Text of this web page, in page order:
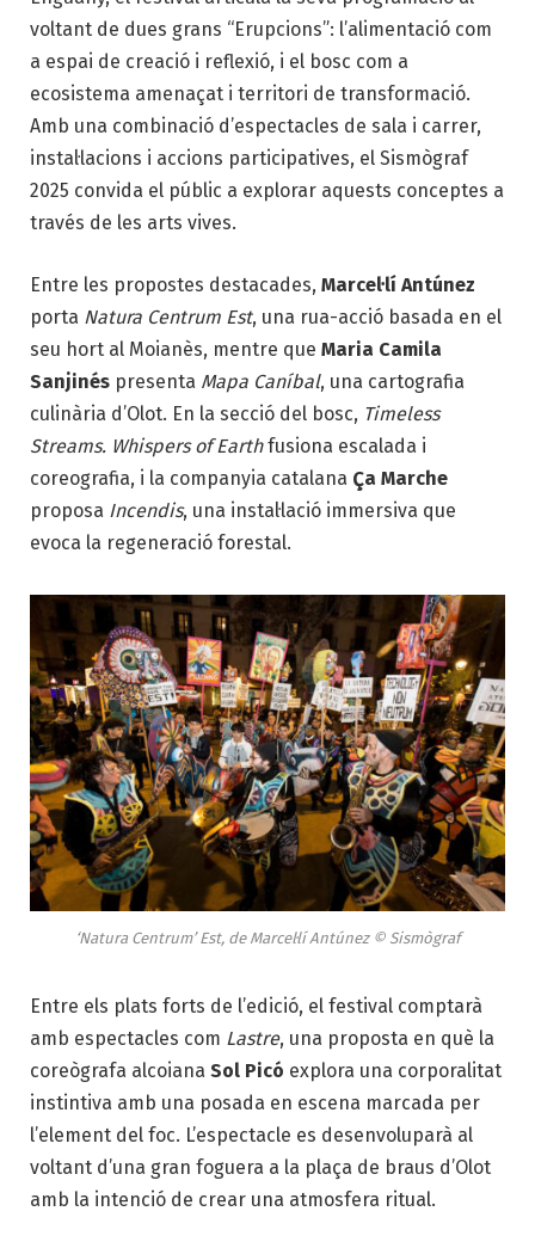
voltant de dues grans “Erupcions”: l’alimentació com
a espai de creació i reflexió, i el bosc com a
ecosistema amenaçat i territori de transformació.
Amb una combinació d’espectacles de sala i carrer,
instal·lacions i accions participatives, el Sismògraf
2025 convida el públic a explorar aquests conceptes a
través de les arts vives.
Entre les propostes destacades, Marcel·lí Antúnez
porta Natura Centrum Est, una rua-acció basada en el
seu hort al Moianès, mentre que Maria Camila
Sanjinés presenta Mapa Caníbal, una cartografia
culinària d’Olot. En la secció del bosc, Timeless
Streams. Whispers of Earthfusiona escalada i
coreografia, i la companyia catalana Ça Marche
proposa Incendis, una instal·lació immersiva que
evoca la regeneració forestal.
‘Natura Centrum’ Est, de Marcel·lí Antúnez © Sismògraf
Entre els plats forts de l’edició, el festival comptarà
amb espectacles com Lastre, una proposta en què la
coreògrafa alcoiana Sol Picó explora una corporalitat
instintiva amb una posada en escena marcada per
l’element del foc. L’espectacle es desenvoluparà al
voltant d’una gran foguera a la plaça de braus d’Olot
amb la intenció de crear una atmosfera ritual.